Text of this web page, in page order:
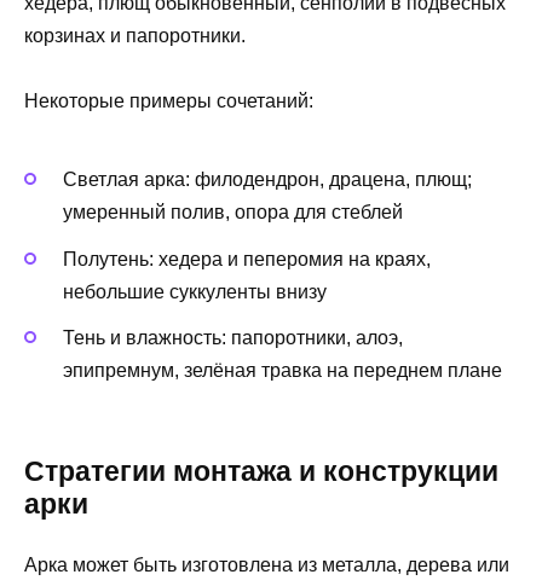
корзинах и папоротники.
Некоторые примеры сочетаний:
Светлая арка: филодендрон, драцена, плющ;
умеренный полив, опора для стеблей
Полутень: хедера и пеперомия на краях,
небольшие суккуленты внизу
Тень и влажность: папоротники, алоэ,
эпипремнум, зелёная травка на переднем плане
Стратегии монтажа и конструкции
арки
Арка может быть изготовлена из металла, дерева или